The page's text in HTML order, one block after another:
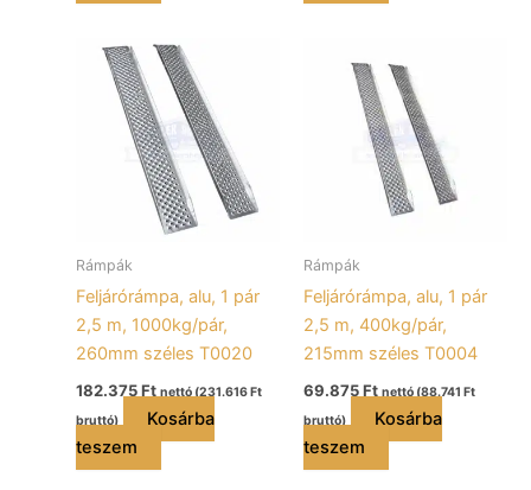
Rámpák
Feljárórámpa, alu, 1 pár
2,5 m, 1000kg/pár,
260mm széles T0020
182.375Ft nettó (231.616 Ft
bruttó)
Kosárba
teszem
Rámpák
Feljárórámpa, alu, 1 pár
2,5 m, 400kg/pár,
215mm széles T0004
69.875Ft nettó (88.741 Ft
bruttó)
Kosárba
teszem